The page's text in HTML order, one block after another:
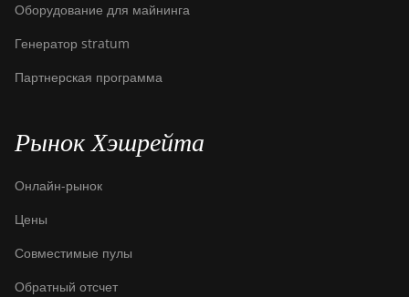
Оборудование для майнинга
Генератор stratum
Партнерская программа
Рынок Хэшрейта
Онлайн-рынок
Цены
Совместимые пулы
Обратный отсчет